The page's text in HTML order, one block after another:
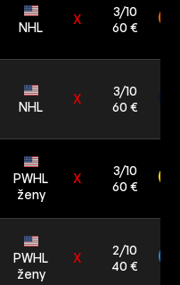
NHL
X
3/10
60 €
NHL
X
3/10
60 €
PWHL
ženy
X
3/10
60 €
PWHL
ženy
X
2/10
40 €